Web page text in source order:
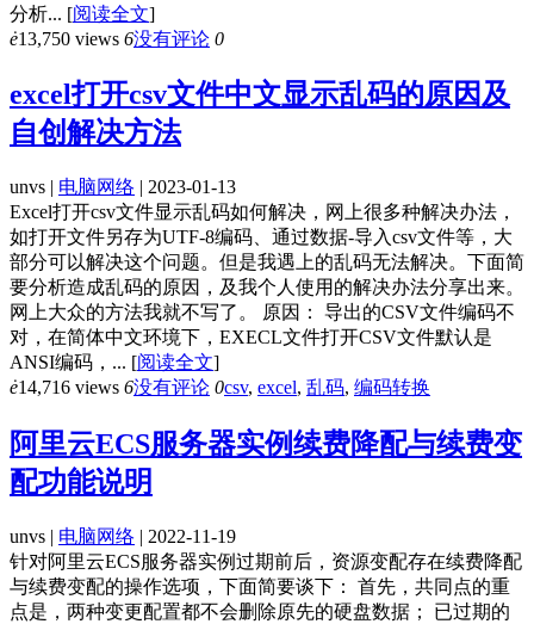
分析... [阅读全文]
ė13,750 views 6没有评论 0
excel打开csv文件中文显示乱码的原因及
自创解决方法
unvs | 电脑网络 | 2023-01-13
Excel打开csv文件显示乱码如何解决，网上很多种解决办法，
如打开文件另存为UTF-8编码、通过数据-导入csv文件等，大
部分可以解决这个问题。但是我遇上的乱码无法解决。下面简
要分析造成乱码的原因，及我个人使用的解决办法分享出来。
网上大众的方法我就不写了。 原因： 导出的CSV文件编码不
对，在简体中文环境下，EXECL文件打开CSV文件默认是
ANSI编码，... [阅读全文]
ė14,716 views 6没有评论 0csv, excel, 乱码, 编码转换
阿里云ECS服务器实例续费降配与续费变
配功能说明
unvs | 电脑网络 | 2022-11-19
针对阿里云ECS服务器实例过期前后，资源变配存在续费降配
与续费变配的操作选项，下面简要谈下： 首先，共同点的重
点是，两种变更配置都不会删除原先的硬盘数据； 已过期的